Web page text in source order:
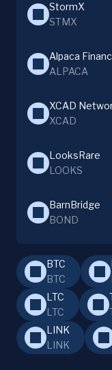
StormX
STMX
Alpaca
ALPACA
XCAD
XCAD
LooksRare
LOOKS
BarnBridge
BOND
BTC
BTC
LTC
LTC
LINK
LINK